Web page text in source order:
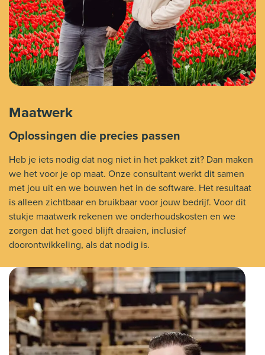
Maatwerk
Oplossingen die precies passen
Heb je iets nodig dat nog niet in het pakket zit? Dan maken
we het voor je op maat. Onze consultant werkt dit samen
met jou uit en we bouwen het in de software. Het resultaat
is alleen zichtbaar en bruikbaar voor jouw bedrijf. Voor dit
stukje maatwerk rekenen we onderhoudskosten en we
zorgen dat het goed blijft draaien, inclusief
doorontwikkeling, als dat nodig is.